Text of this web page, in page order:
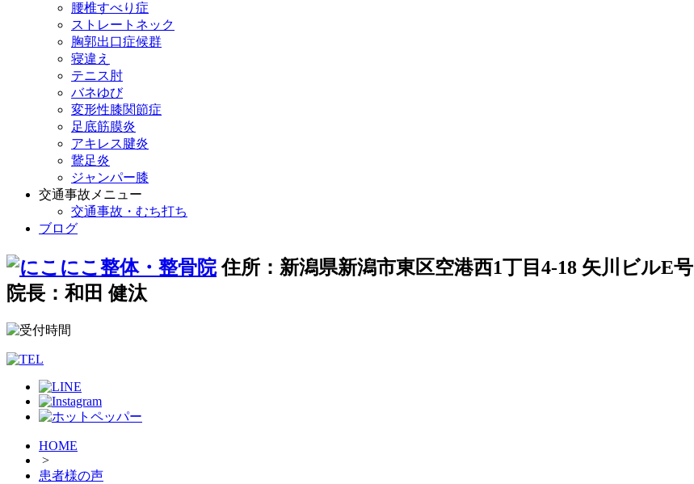
腰椎すべり症
ストレートネック
胸郭出口症候群
寝違え
テニス肘
バネゆび
変形性膝関節症
足底筋膜炎
アキレス腱炎
鵞足炎
ジャンパー膝
交通事故メニュー
交通事故・むち打ち
ブログ
住所：新潟県新潟市東区空港西1丁目4-18 矢川ビルE号
院長：和田 健汰
HOME
>
患者様の声